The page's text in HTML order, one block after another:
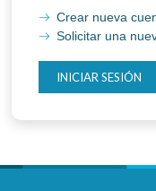
Crear nueva
Solicitar una